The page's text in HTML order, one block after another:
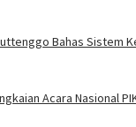
Bahas Sistem
Acara Nasional